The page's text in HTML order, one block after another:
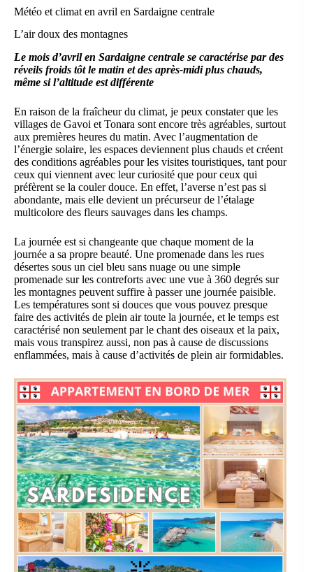
Météo et climat en avril en Sardaigne centrale
L’air doux des montagnes
Le mois d’avril en Sardaigne centrale se caractérise par des
réveils froids tôt le matin et des après-midi plus chauds,
même si l’altitude est différente
En raison de la fraîcheur du climat, je peux constater que les
villages de Gavoi et Tonara sont encore très agréables, surtout
aux premières heures du matin. Avec l’augmentation de
l’énergie solaire, les espaces deviennent plus chauds et créent
des conditions agréables pour les visites touristiques, tant pour
ceux qui viennent avec leur curiosité que pour ceux qui
préfèrent se la couler douce. En effet, l’averse n’est pas si
abondante, mais elle devient un précurseur de l’étalage
multicolore des fleurs sauvages dans les champs.
La journée est si changeante que chaque moment de la
journée a sa propre beauté. Une promenade dans les rues
désertes sous un ciel bleu sans nuage ou une simple
promenade sur les contreforts avec une vue à 360 degrés sur
les montagnes peuvent suffire à passer une journée paisible.
Les températures sont si douces que vous pouvez presque
faire des activités de plein air toute la journée, et le temps est
caractérisé non seulement par le chant des oiseaux et la paix,
mais vous transpirez aussi, non pas à cause de discussions
enflammées, mais à cause d’activités de plein air formidables.